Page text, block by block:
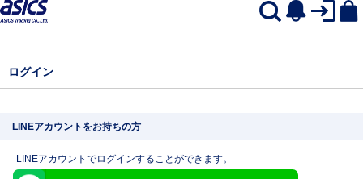
ログイン
LINEアカウントをお持ちの方
LINEアカウントでログインすることができます。